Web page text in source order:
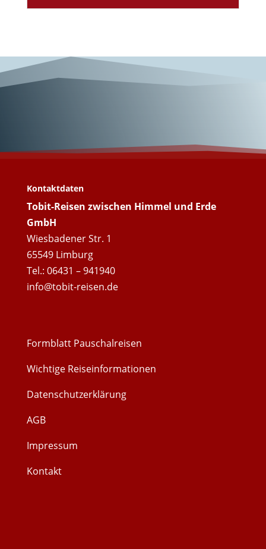
Kontaktdaten
Tobit-Reisen zwischen Himmel und Erde
GmbH
Wiesbadener Str. 1
65549 Limburg
Tel.: 06431 – 941940
info@tobit-reisen.de
Formblatt Pauschalreisen
Wichtige Reiseinformationen
Datenschutzerklärung
AGB
Impressum
Kontakt